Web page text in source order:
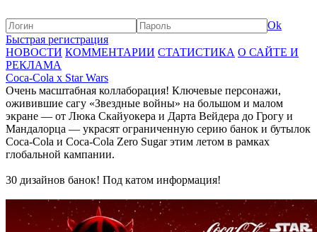
Ok
Быстрая регистрация
НОВОСТИ КОММЕНТАРИИ СТАТИСТИКА О САЙТЕ И
РЕКЛАМА
Coca-Cola x Star Wars
Очень масштабная коллаборация! Ключевые персонажи,
оживившие сагу «Звездные войны» на большом и малом
экране — от Люка Скайуокера и Дарта Вейдера до Грогу и
Мандалорца — украсят ограниченную серию банок и бутылок
Coca‑Cola и Coca‑Cola Zero Sugar этим летом в рамках
глобальной кампании.
30 дизайнов банок! Под катом информация!